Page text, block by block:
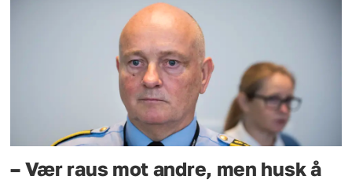
– Vær raus mot andre, men husk å